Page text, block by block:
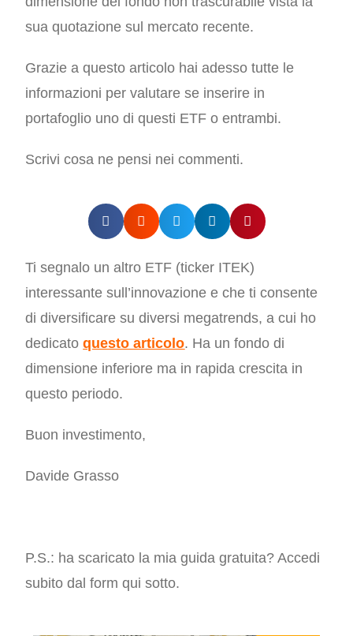
sua quotazione sul mercato recente.
Grazie a questo articolo hai adesso tutte le
informazioni per valutare se inserire in
portafoglio uno di questi ETF o entrambi.
Scrivi cosa ne pensi nei commenti.
Ti segnalo un altro ETF (ticker ITEK)
interessante sull’innovazione e che ti consente
di diversificare su diversi megatrends, a cui ho
dedicatoquesto articolo. Ha un fondo di
dimensione inferiore ma in rapida crescita in
questo periodo.
Buon investimento,
Davide Grasso
P.S.: ha scaricato la mia guida gratuita? Accedi
subito dal form qui sotto.